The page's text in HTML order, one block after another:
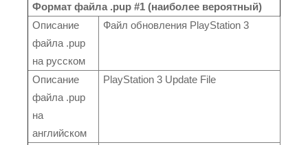
Формат файла .pup #1 (наиболее вероятный)
Описание
файла .pup
на русском
Файл обновления PlayStation 3
Описание
файла .pup
на
английском
PlayStation 3 Update File